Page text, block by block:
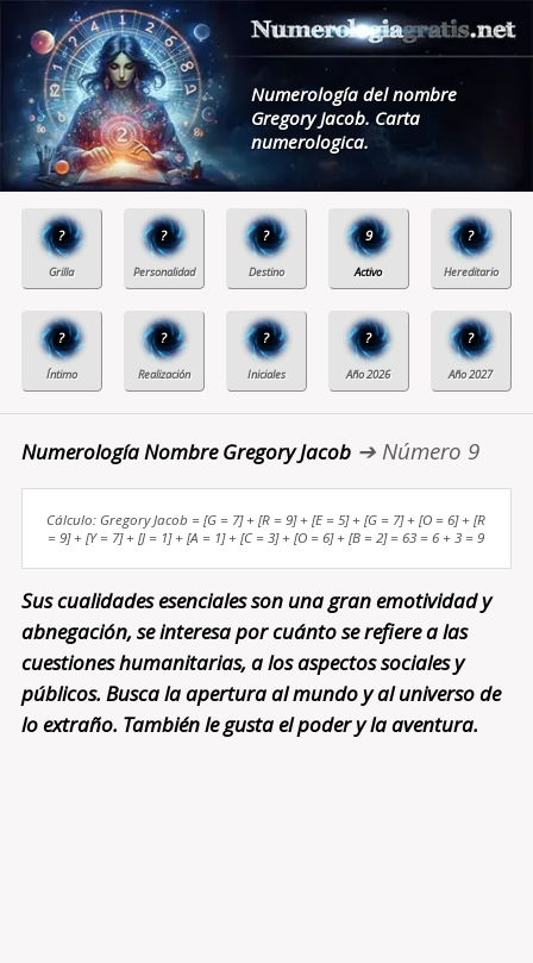
Numerología del nombre
Gregory Jacob. Carta
numerologica.
? ? ? 9 ?
? ? ? ? ?
Numerología Nombre Gregory Jacob➔ Número 9
Cálculo: Gregory Jacob = [G = 7] + [R = 9] + [E = 5] + [G = 7] + [O = 6] + [R
= 9] + [Y = 7] + [J = 1] + [A = 1] + [C = 3] + [O = 6] + [B = 2] = 63 = 6 + 3 = 9
Sus cualidades esenciales son una gran emotividad y
abnegación, se interesa por cuánto se refiere a las
cuestiones humanitarias, a los aspectos sociales y
públicos. Busca la apertura al mundo y al universo de
lo extraño. También le gusta el poder y la aventura.